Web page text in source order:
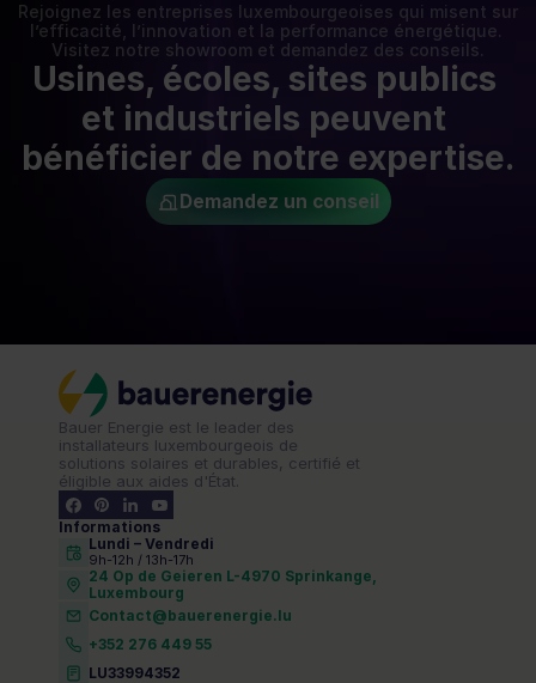
Rejoignez les entreprises luxembourgeoises qui misent sur
l’efficacité, l’innovation et la performance énergétique.
Visitez notre showroom et demandez des conseils.
Usines, écoles, sites publics
et industriels peuvent
bénéficier de notre expertise.
Demandez un conseil
Bauer Energie est le leader des
installateurs luxembourgeois de
solutions solaires et durables, certifié et
éligible aux aides d'État.
Informations
Lundi – Vendredi
9h-12h / 13h-17h
24 Op de Geieren L-4970 Sprinkange,
Luxembourg
Contact@bauerenergie.lu
+352 276 449 55
LU33994352